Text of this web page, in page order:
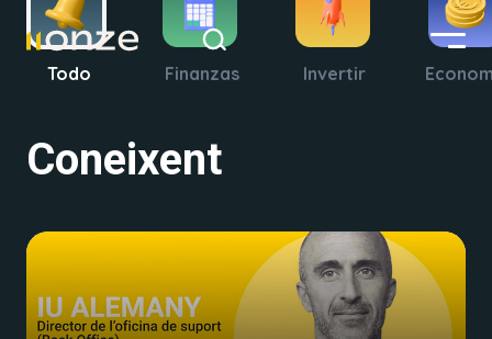
Todo Finanzas Invertir
Coneixent